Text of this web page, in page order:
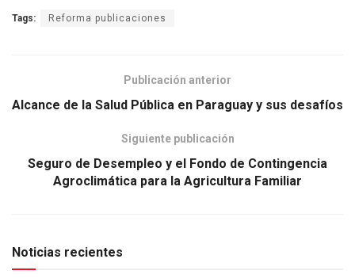
Tags: Reforma publicaciones
Publicación anterior
Alcance de la Salud Pública en Paraguay y sus desafíos
Siguiente publicación
Seguro de Desempleo y el Fondo de Contingencia
Agroclimática para la Agricultura Familiar
Noticias recientes